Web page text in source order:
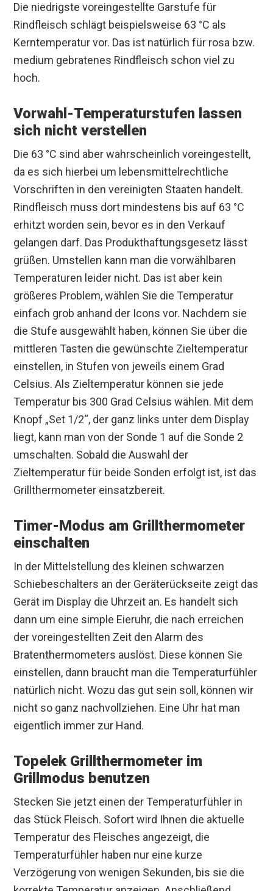
Die niedrigste voreingestellte Garstufe für
Rindfleisch schlägt beispielsweise 63 °C als
Kerntemperatur vor. Das ist natürlich für rosa bzw.
medium gebratenes Rindfleisch schon viel zu
hoch.
Vorwahl-Temperaturstufen lassen
sich nicht verstellen
Die 63 °C sind aber wahrscheinlich voreingestellt,
da es sich hierbei um lebensmittelrechtliche
Vorschriften in den vereinigten Staaten handelt.
Rindfleisch muss dort mindestens bis auf 63 °C
erhitzt worden sein, bevor es in den Verkauf
gelangen darf. Das Produkthaftungsgesetz lässt
grüßen. Umstellen kann man die vorwählbaren
Temperaturen leider nicht. Das ist aber kein
größeres Problem, wählen Sie die Temperatur
einfach grob anhand der Icons vor. Nachdem sie
die Stufe ausgewählt haben, können Sie über die
mittleren Tasten die gewünschte Zieltemperatur
einstellen, in Stufen von jeweils einem Grad
Celsius. Als Zieltemperatur können sie jede
Temperatur bis 300 Grad Celsius wählen. Mit dem
Knopf „Set 1/2“, der ganz links unter dem Display
liegt, kann man von der Sonde 1 auf die Sonde 2
umschalten. Sobald die Auswahl der
Zieltemperatur für beide Sonden erfolgt ist, ist das
Grillthermometer einsatzbereit.
Timer-Modus am Grillthermometer
einschalten
In der Mittelstellung des kleinen schwarzen
Schiebeschalters an der Geräterückseite zeigt das
Gerät im Display die Uhrzeit an. Es handelt sich
dann um eine simple Eieruhr, die nach erreichen
der voreingestellten Zeit den Alarm des
Bratenthermometers auslöst. Diese können Sie
einstellen, dann braucht man die Temperaturfühler
natürlich nicht. Wozu das gut sein soll, können wir
nicht so ganz nachvollziehen. Eine Uhr hat man
eigentlich immer zur Hand.
Topelek Grillthermometer im
Grillmodus benutzen
Stecken Sie jetzt einen der Temperaturfühler in
das Stück Fleisch. Sofort wird Ihnen die aktuelle
Temperatur des Fleisches angezeigt, die
Temperaturfühler haben nur eine kurze
Verzögerung von wenigen Sekunden, bis sie die